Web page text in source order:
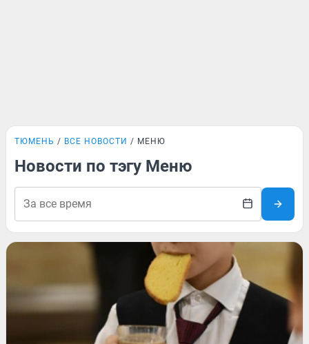
ТЮМЕНЬ ВСЕ НОВОСТИ МЕНЮ
Новости по тэгу Меню